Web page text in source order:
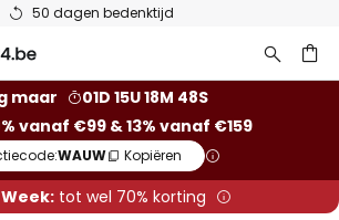
50 dagen bedenktijd
maar
01D 15U 18M 48S
vanaf €99 & 13% vanaf €159
WAUW Kopiëren
tot wel 70% korting